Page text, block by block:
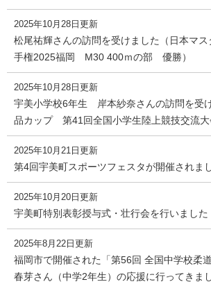
2025年10月28日更新
松尾祐輝さんの訪問を受けました（日本マ
手権2025福岡 M30 400ｍの部 優勝）
2025年10月28日更新
宇美小学校6年生 岸本紗奈さんの訪問を受
品カップ 第41回全国小学生陸上競技交流大
2025年10月21日更新
第4回宇美町スポーツフェスタが開催されま
2025年10月20日更新
宇美町特別表彰授与式・壮行会を行いました
2025年8月22日更新
福岡市で開催された「第56回 全国中学校柔
春芽さん（中学2年生）の応援に行ってきま